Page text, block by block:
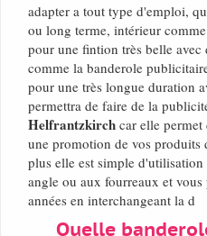
adapter a tout type d'emploi,
ou long terme, intérieur
pour une fintion très belle
comme la banderole
pour une très longue duration
permettra de faire de la
Helfrantzkirch car elle permet
une promotion de vos produits
plus elle est simple
angle ou aux fourreaux et
années en interchangeant la d
Quelle